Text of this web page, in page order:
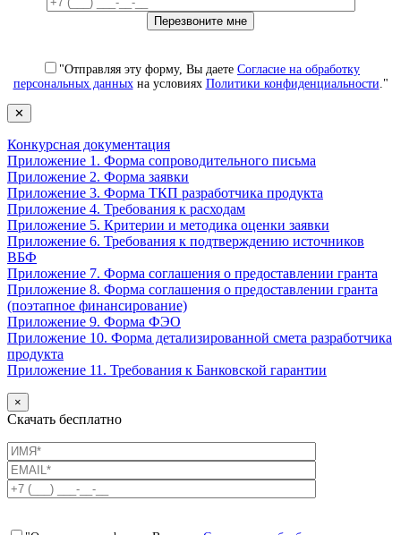
"Отправляя эту форму, Вы даете Согласие на обработку
персональных данныхна условиях Политики конфиденциальности."
✕
Конкурсная документация
Приложение 1. Форма сопроводительного письма
Приложение 2. Форма заявки
Приложение 3. Форма ТКП разработчика продукта
Приложение 4. Требования к расходам
Приложение 5. Критерии и методика оценки заявки
Приложение 6. Требования к подтверждению источников
ВБФ
Приложение 7. Форма соглашения о предоставлении гранта
Приложение 8. Форма соглашения о предоставлении гранта
(поэтапное финансирование)
Приложение 9. Форма ФЭО
Приложение 10. Форма детализированной смета разработчика
продукта
Приложение 11. Требования к Банковской гарантии
×
Скачать бесплатно